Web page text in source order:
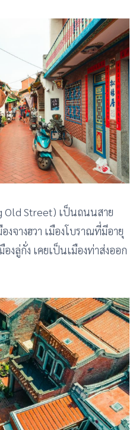
Old Street) เป็นถนนสาย
งจางฮวา เมืองโบราณที่มีอายุ
งลู่กั่ง เคยเป็นเมืองท่าส่งออก